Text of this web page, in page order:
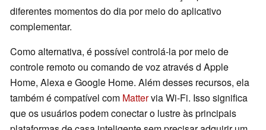
diferentes momentos do dia por meio do aplicativo
complementar.
Como alternativa, é possível controlá-la por meio de
controle remoto ou comando de voz através d Apple
Home, Alexa e Google Home. Além desses recursos, ela
também é compatível com Mattervia Wi-Fi. Isso significa
que os usuários podem conectar o lustre às principais